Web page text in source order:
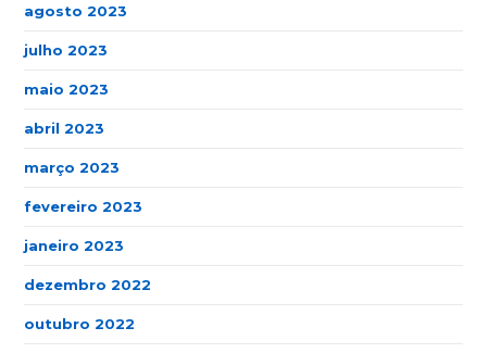
agosto 2023
julho 2023
maio 2023
abril 2023
março 2023
fevereiro 2023
janeiro 2023
dezembro 2022
outubro 2022